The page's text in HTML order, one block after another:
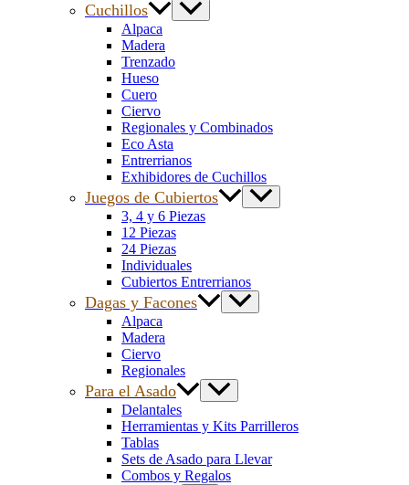
Cuchillos
Alpaca
Madera
Trenzado
Hueso
Cuero
Ciervo
Regionales y Combinados
Eco Asta
Entrerrianos
Exhibidores de Cuchillos
Juegos de Cubiertos
3, 4 y 6 Piezas
12 Piezas
24 Piezas
Individuales
Cubiertos Entrerrianos
Dagas y Facones
Alpaca
Madera
Ciervo
Regionales
Para el Asado
Delantales
Herramientas y Kits Parrilleros
Tablas
Sets de Asado para Llevar
Combos y Regalos